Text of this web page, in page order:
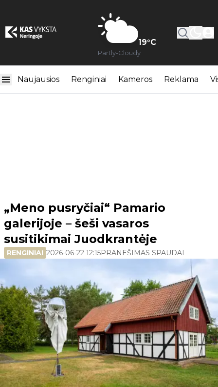
19°C
Partly-Cloudy
Naujausios Renginiai Kameros Reklama
„Meno pusryčiai“ Pamario
galerijoje – šeši vasaros
susitikimai Juodkrantėje
RENGINIAI 2026-06-22 12:15PRANEŠIMAS SPAUDAI